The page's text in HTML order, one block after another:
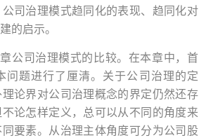
司治理模式趋同化的表现、趋同化对
的启示。
公司治理模式的比较。在本章中，首
问题进行了厘清。关于公司治理的定
论界对公司治理概念的界定仍然还存
论怎样定义，总可以从不同的角度来
要素。从治理主体角度可分为公司股